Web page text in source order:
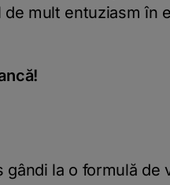
mult entuziasm în
gândi la o formulă